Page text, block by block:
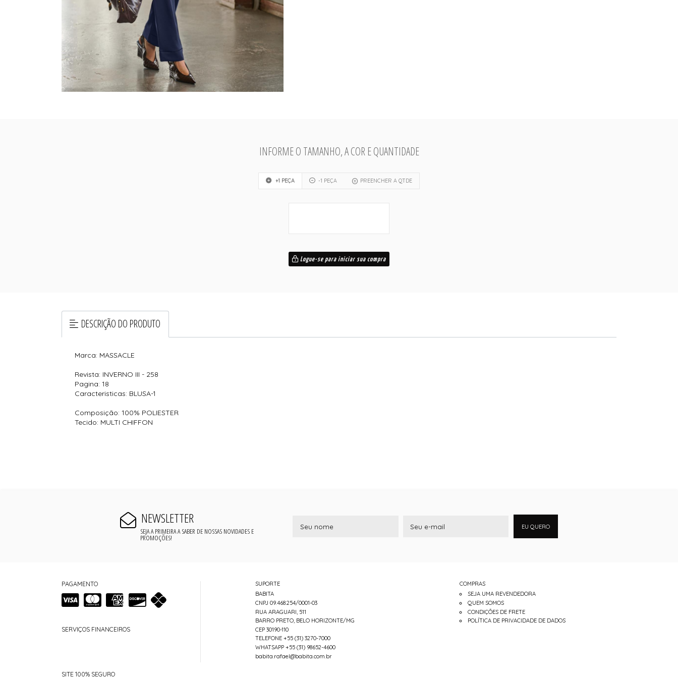
INFORME O TAMANHO, A COR E QUANTIDADE
+1 PEÇA -1 PEÇA PREENCHER A QTDE
Logue-se para iniciar sua compra
DESCRIÇÃO DO PRODUTO
Marca: MASSACLE
Revista: INVERNO III - 258
Pagina: 18
Caracteristicas: BLUSA-1
Composição: 100% POLIESTER
Tecido: MULTI CHIFFON
NEWSLETTER
SEJA A PRIMEIRA A SABER DE NOSSAS NOVIDADES E
PROMOÇÕES!
EU QUERO
PAGAMENTO
SERVIÇOS FINANCEIROS
SITE 100% SEGURO
SUPORTE
BABITA
CNPJ 09.468.254/0001-03
RUA ARAGUARI, 511
BARRO PRETO, BELO HORIZONTE/MG
CEP 30190-110
TELEFONE +55 (31) 3270-7000
WHATSAPP +55 (31) 98652-4600
babita.rafael@babita.com.br
COMPRAS
SEJA UMA REVENDEDORA
QUEM SOMOS
CONDIÇÕES DE FRETE
POLÍTICA DE PRIVACIDADE DE DADOS